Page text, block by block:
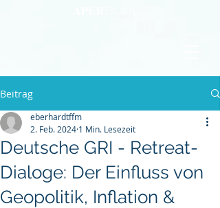
Beitrag
Deutsche GRI - Retreat-
Dialoge: Der Einfluss von
Geopolitik, Inflation &
eberhardtffm
2. Feb. 2024 1 Min. Lesezeit